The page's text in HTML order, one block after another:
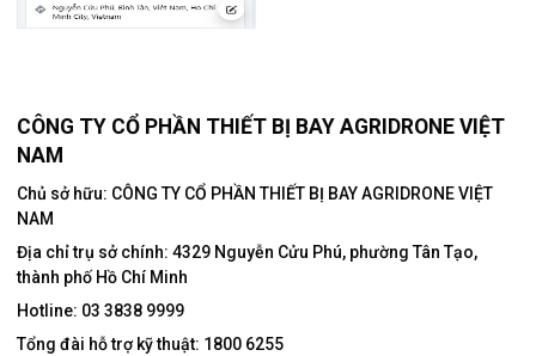
CÔNG TY CỔ PHẦN THIẾT BỊ BAY AGRIDRONE VIỆT
NAM
Chủ sở hữu: CÔNG TY CỔ PHẦN THIẾT BỊ BAY AGRIDRONE VIỆT
NAM
Địa chỉ trụ sở chính: 4329 Nguyễn Cửu Phú, phường Tân Tạo,
thành phố Hồ Chí Minh
Hotline: 03 3838 9999
Tổng đài hỗ trợ kỹ thuật: 1800 6255